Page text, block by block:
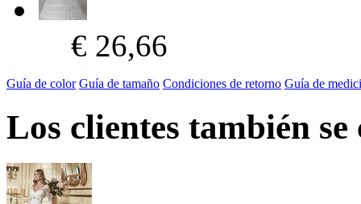
€ 26,66
Guía de color Guía de tamaño Condiciones de retorno Guía de
Los clientes también se